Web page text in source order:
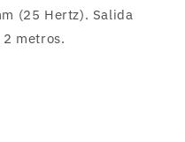
(25 Hertz). Salida
metros.